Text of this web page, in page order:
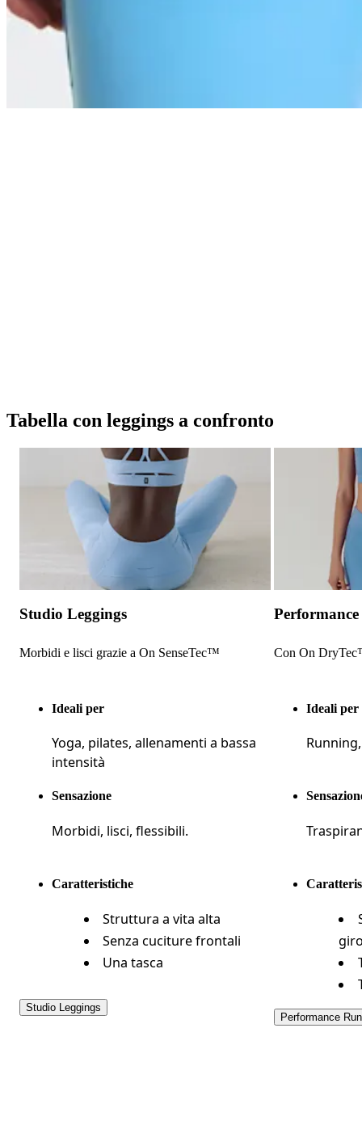
Tabella con leggings a confronto
Studio Leggings
Morbidi e lisci grazie a On SenseTec™
Ideali per
Yoga, pilates, allenamenti a bassa
intensità
Sensazione
Morbidi, lisci, flessibili.
Caratteristiche
Struttura a vita alta
Senza cuciture frontali
Una tasca
Studio Leggings
Con On
Ideali per
Performance